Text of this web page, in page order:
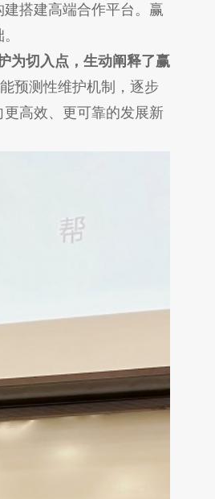
搭建高端合作平台。赢
为切入点，生动阐释了赢
预测性维护机制，逐步
高效、更可靠的发展新